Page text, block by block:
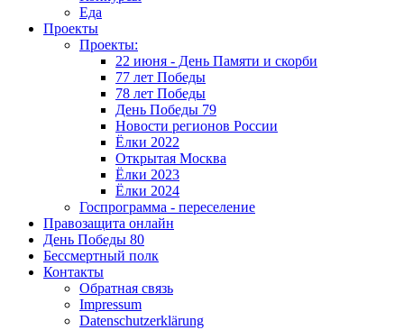
Еда
Проекты
Проекты:
22 июня - День Памяти и скорби
77 лет Победы
78 лет Победы
День Победы 79
Новости регионов России
Ёлки 2022
Открытая Москва
Ёлки 2023
Ёлки 2024
Госпрограмма - переселение
Правозащита онлайн
День Победы 80
Бессмертный полк
Контакты
Обратная связь
Impressum
Datenschutzerklärung